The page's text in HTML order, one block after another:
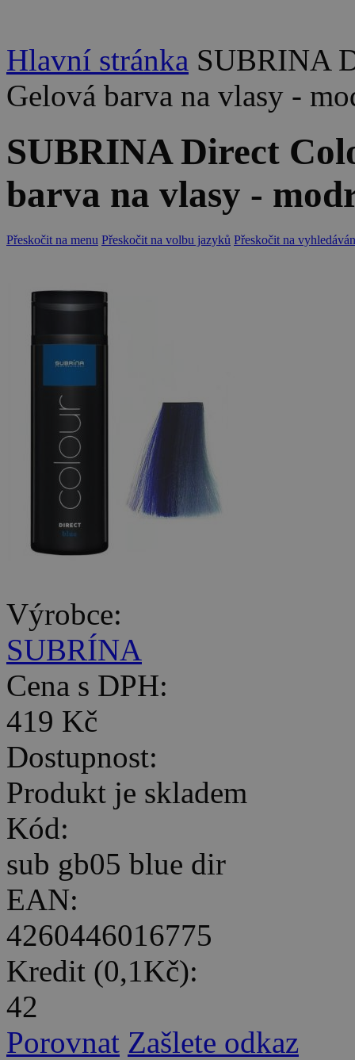
Hlavní stránka SUBRINA
Gelová barva na vlasy -
SUBRINA Direct
barva na vlasy -
Přeskočit na menu Přeskočit na volbu jazyků Přeskočit na
Výrobce:
SUBRÍNA
Cena s DPH:
419 Kč
Dostupnost:
Produkt je skladem
Kód:
sub gb05 blue dir
EAN:
4260446016775
Kredit (0,1Kč):
42
Porovnat Zašlete odkaz